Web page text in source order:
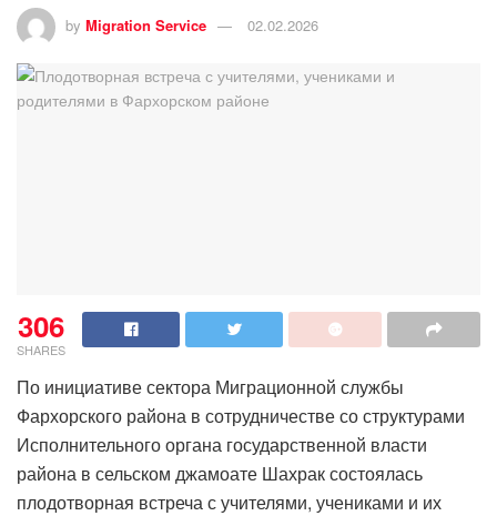
by Migration Service 02.02.2026
306
SHARES
По инициативе сектора Миграционной службы
Фархорского района в сотрудничестве со структурами
Исполнительного органа государственной власти
района в сельском джамоате Шахрак состоялась
плодотворная встреча с учителями, учениками и их